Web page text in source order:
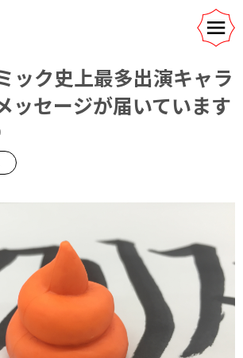
ック史上最多出演キャラ
ッセージが届いています